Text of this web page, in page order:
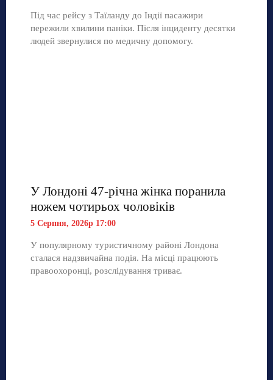
Під час рейсу з Таїланду до Індії пасажири
пережили хвилини паніки. Після інциденту десятки
людей звернулися по медичну допомогу.
У Лондоні 47-річна жінка поранила
ножем чотирьох чоловіків
5 Серпня, 2026р 17:00
У популярному туристичному районі Лондона
сталася надзвичайна подія. На місці працюють
правоохоронці, розслідування триває.